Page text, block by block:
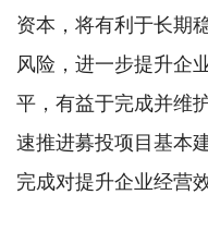
资本，将有利于长期
风险，进一步提升企
平，有益于完成并维
速推进募投项目基本
完成对提升企业经营